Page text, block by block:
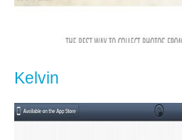
Kelvin